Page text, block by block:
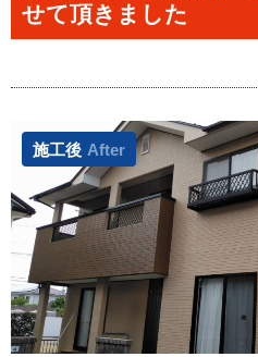
せて頂きました
施工後 After